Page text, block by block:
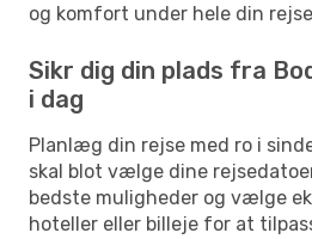
og komfort under hele din
Sikr dig din plads fra
i dag
Planlæg din rejse med ro i
skal blot vælge dine
bedste muligheder og vælge
hoteller eller billeje for at